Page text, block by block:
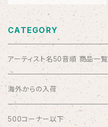
CATEGORY
アーティスト名50音順 商品一覧
ABSOLUTE LOSERS
AFRICA
海外からの入荷
500コーナー以下